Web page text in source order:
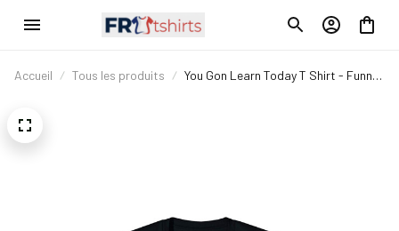
Accueil Tous les produits
You Gon Learn Today T Shirt - Funny